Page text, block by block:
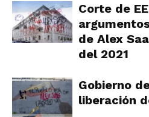
Corte de
de Alex
del 2021
Gobierno
liberación